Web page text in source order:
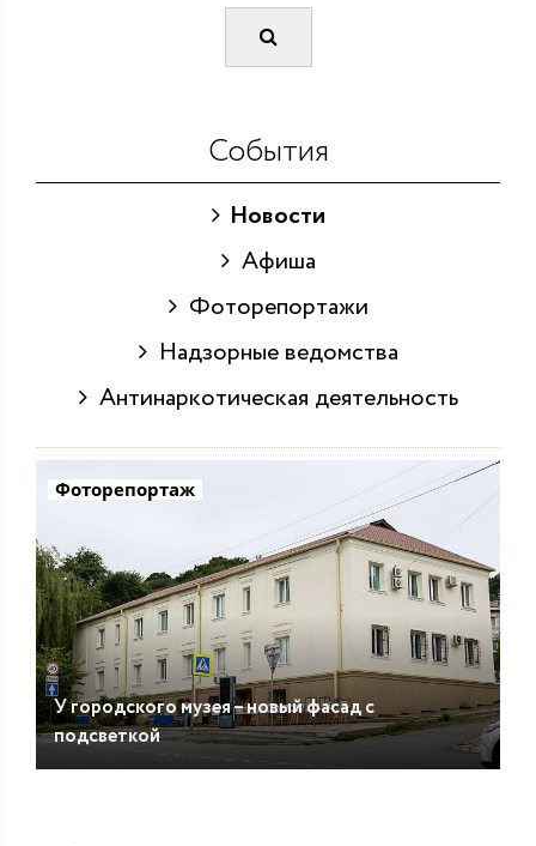
События
Новости
Афиша
Фоторепортажи
Надзорные ведомства
Антинаркотическая деятельность
Фоторепортаж
У городского музея – новый фасад с
подсветкой